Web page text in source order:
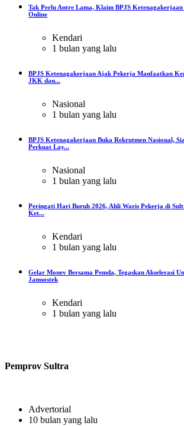
Tak Perlu Antre Lama, Klaim BPJS
Online
Kendari
1 bulan yang lalu
BPJS Ketenagakerjaan Ajak Pekerja Manfaatkan
JKK dan...
Nasional
1 bulan yang lalu
BPJS Ketenagakerjaan Buka Rekrutmen Nasional,
Perkuat Lay...
Nasional
1 bulan yang lalu
Peringati Hari Buruh 2026, Ahli Waris Pekerja di
Ket...
Kendari
1 bulan yang lalu
Gelar Monev Bersama Pemda, Tegaskan Akselerasi
Jamsostek
Kendari
1 bulan yang lalu
Pemprov Sultra
Advertorial
10 bulan yang lalu